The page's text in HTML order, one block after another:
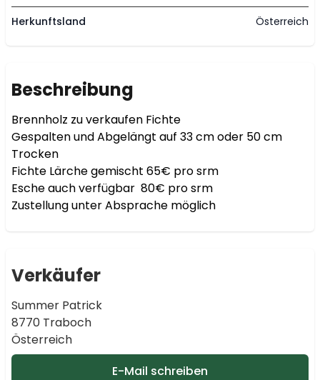
Herkunftsland Österreich
Beschreibung
Brennholz zu verkaufen Fichte
Gespalten und Abgelängt auf 33 cm oder 50 cm
Trocken
Fichte Lärche gemischt 65€ pro srm
Esche auch verfügbar  80€ pro srm
Zustellung unter Absprache möglich
Verkäufer
Summer Patrick
8770 Traboch
Österreich
E-Mail schreiben